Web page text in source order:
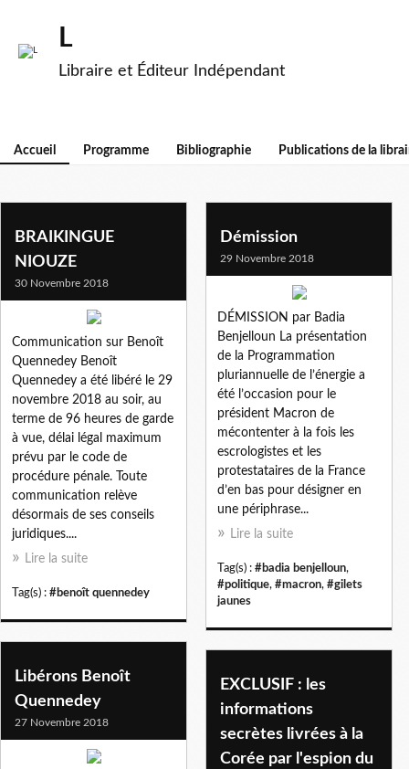
L
Libraire et Éditeur Indépendant
Accueil Programme Bibliographie Publications de la
BRAIKINGUE
NIOUZE
30 Novembre 2018
Communication sur Benoît
Quennedey Benoît
Quennedey a été libéré le 29
novembre 2018 au soir, au
terme de 96 heures de garde
à vue, délai légal maximum
prévu par le code de
procédure pénale. Toute
communication relève
désormais de ses conseils
juridiques....
Lire la suite
Tag(s) : #benoît quennedey
Démission
29 Novembre 2018
DÉMISSION par Badia
Benjelloun La présentation
de la Programmation
pluriannuelle de l’énergie a
été l’occasion pour le
président Macron de
mécontenter à la fois les
escrologistes et les
protestataires de la France
d’en bas pour désigner en
une périphrase...
Lire la suite
Tag(s) : #badia benjelloun,
#politique, #macron, #gilets
jaunes
Libérons Benoît
Quennedey
27 Novembre 2018
EXCLUSIF : les
informations
secrètes livrées à la
Corée par l'espion du